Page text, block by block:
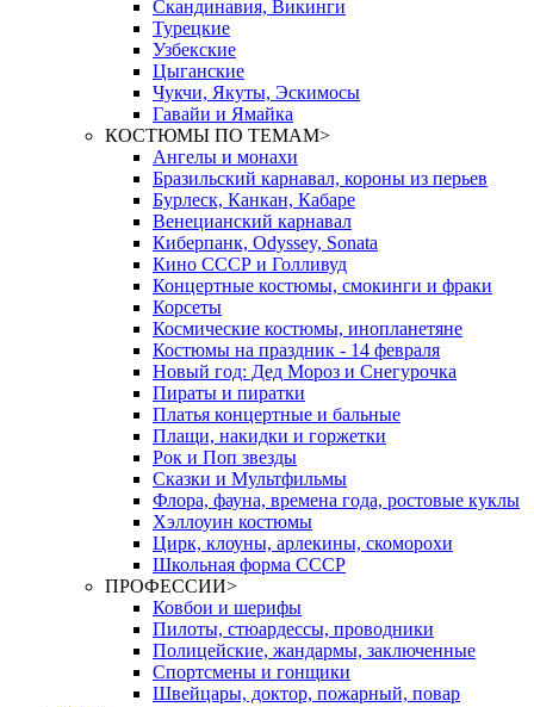
Скандинавия, Викинги
Турецкие
Узбекские
Цыганские
Чукчи, Якуты, Эскимосы
Гавайи и Ямайка
КОСТЮМЫ ПО ТЕМАМ>
Ангелы и монахи
Бразильский карнавал, короны из перьев
Бурлеск, Канкан, Кабаре
Венецианский карнавал
Киберпанк, Odyssey, Sonata
Кино СССР и Голливуд
Концертные костюмы, смокинги и фраки
Корсеты
Космические костюмы, инопланетяне
Костюмы на праздник - 14 февраля
Новый год: Дед Мороз и Снегурочка
Пираты и пиратки
Платья концертные и бальные
Плащи, накидки и горжетки
Рок и Поп звезды
Сказки и Мультфильмы
Флора, фауна, времена года, ростовые куклы
Хэллоуин костюмы
Цирк, клоуны, арлекины, скоморохи
Школьная форма СССР
ПРОФЕССИИ>
Ковбои и шерифы
Пилоты, стюардессы, проводники
Полицейские, жандармы, заключенные
Спортсмены и гонщики
Швейцары, доктор, пожарный, повар